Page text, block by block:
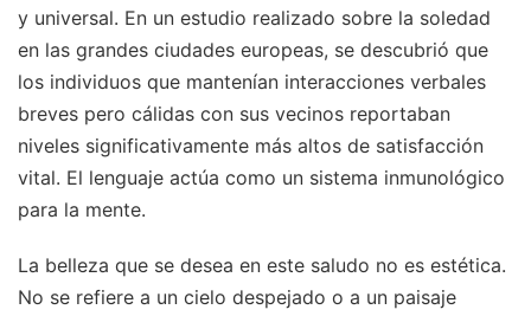
y universal. En un estudio realizado sobre la soledad
en las grandes ciudades europeas, se descubrió que
los individuos que mantenían interacciones verbales
breves pero cálidas con sus vecinos reportaban
niveles significativamente más altos de satisfacción
vital. El lenguaje actúa como un sistema inmunológico
para la mente.
La belleza que se desea en este saludo no es estética.
No se refiere a un cielo despejado o a un paisaje